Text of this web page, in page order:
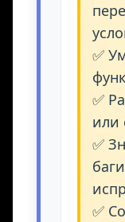
✅
✅
или
✅
✅